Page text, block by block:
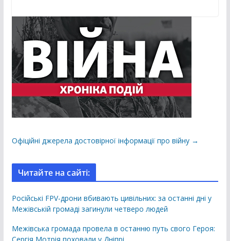
Офіційні джерела достовірної інформації про війну →
Читайте на сайті:
Російські FPV-дрони вбивають цивільних: за останні дні у
Межівській громаді загинули четверо людей
Межівська громада провела в останню путь свого Героя: